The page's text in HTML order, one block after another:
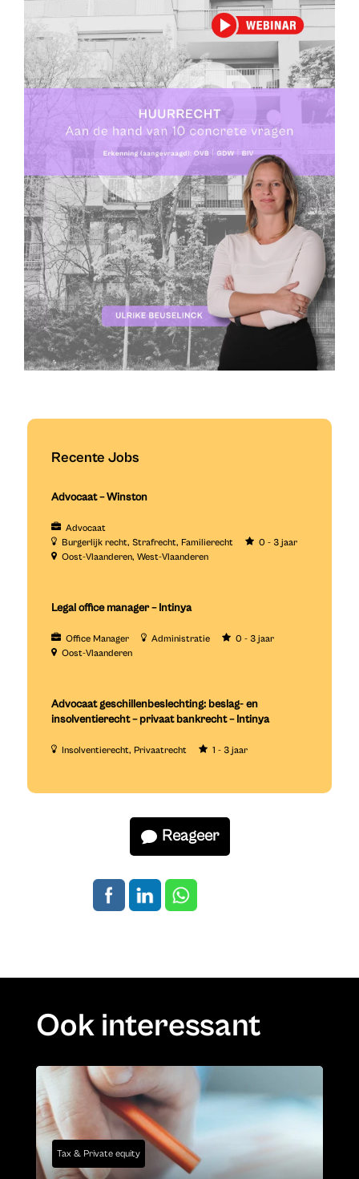
Recente Jobs
Advocaat – Winston
Advocaat
Burgerlijk recht Strafrecht Familierecht
0 - 3 jaar
Oost-Vlaanderen West-Vlaanderen
Legal office manager – Intinya
Office Manager Administratie
0 - 3 jaar
Oost-Vlaanderen
Advocaat geschillenbeslechting: beslag- en
insolventierecht – privaat bankrecht – Intinya
Insolventierecht Privaatrecht 1 - 3 jaar
Reageer
Ook interessant
Tax & Private equity